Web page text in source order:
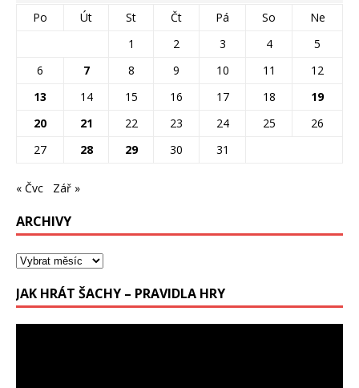
Po Út St Čt Pá So
Ne
1
2 3 4
5
6
7 8 9 10 11
12
13
14 15 16 17 18
19
20
21 22 23 24 25
26
27
28 29 30 31
« Čvc Zář »
ARCHIVY
JAK HRÁT ŠACHY – PRAVIDLA HRY